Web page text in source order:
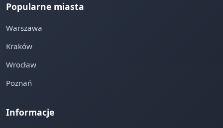
Popularne miasta
Warszawa
Kraków
Wrocław
Poznań
Informacje